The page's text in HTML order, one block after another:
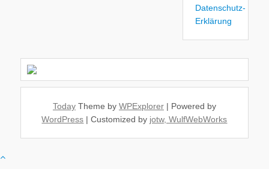
Datenschutz-
Erklärung
TodayTheme by WPExplorer| Powered by
WordPress | Customized by jotw, WulfWebWorks